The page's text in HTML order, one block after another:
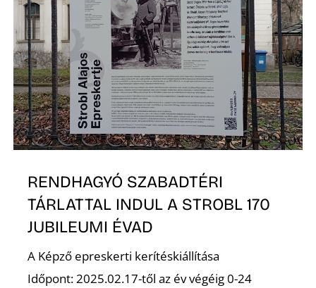
RENDHAGYÓ SZABADTÉRI
TÁRLATTAL INDUL A STROBL 170
JUBILEUMI ÉVAD
A Képző epreskerti kerítéskiállítása
Időpont: 2025.02.17-től az év végéig 0-24